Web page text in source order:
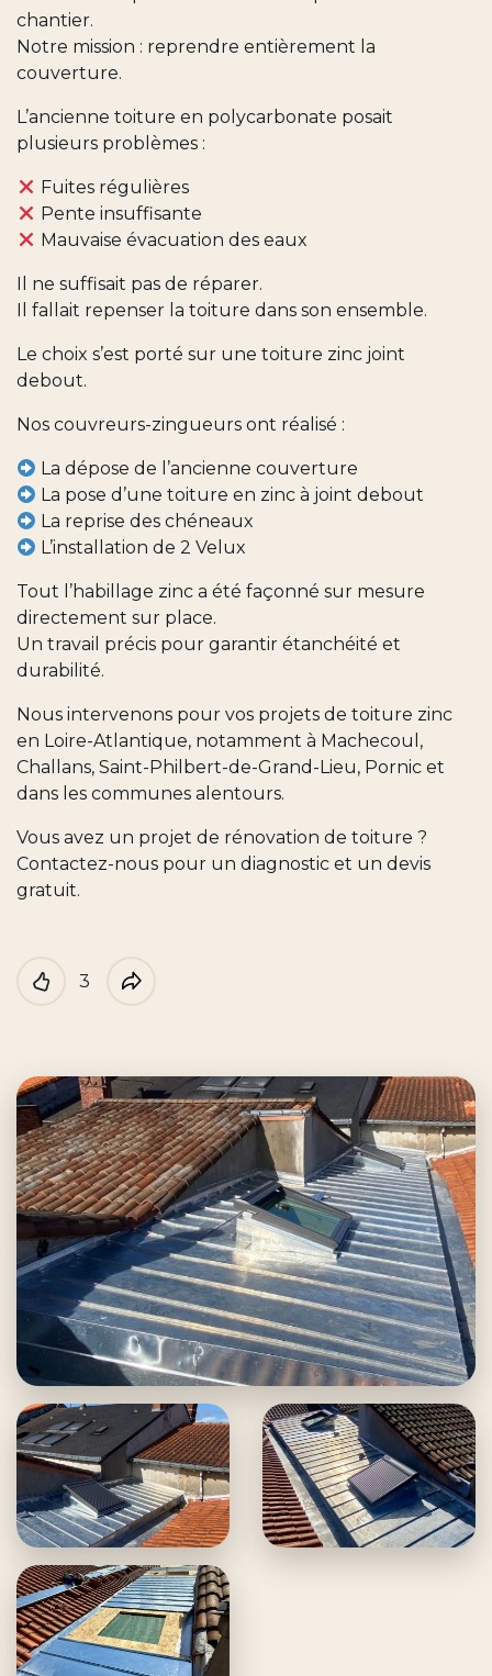
chantier.
Notre mission : reprendre entièrement la
couverture.
L’ancienne toiture en polycarbonate posait
plusieurs problèmes :
Fuites régulières
Pente insuffisante
Mauvaise évacuation des eaux
Il ne suffisait pas de réparer.
Il fallait repenser la toiture dans son ensemble.
Le choix s’est porté sur une toiture zinc joint
debout.
Nos couvreurs-zingueurs ont réalisé :
La dépose de l’ancienne couverture
La pose d’une toiture en zinc à joint debout
La reprise des chéneaux
L’installation de 2 Velux
Tout l’habillage zinc a été façonné sur mesure
directement sur place.
Un travail précis pour garantir étanchéité et
durabilité.
Nous intervenons pour vos projets de toiture zinc
en Loire-Atlantique, notamment à Machecoul,
Challans, Saint-Philbert-de-Grand-Lieu, Pornic et
dans les communes alentours.
Vous avez un projet de rénovation de toiture ?
Contactez-nous pour un diagnostic et un devis
gratuit.
Like
3
Partager